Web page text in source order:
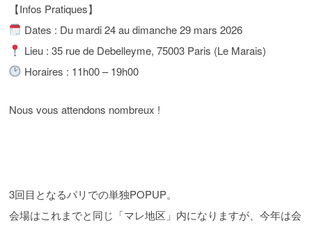
【Infos Pratiques】
Dates : Du mardi 24 au dimanche 29 mars 2026
Lieu : 35 rue de Debelleyme, 75003 Paris (Le Marais)
Horaires : 11h00 – 19h00
Nous vous attendons nombreux !
3回目となるパリでの単独POPUP。
会場はこれまでと同じ「マレ地区」内になりますが、今年は会